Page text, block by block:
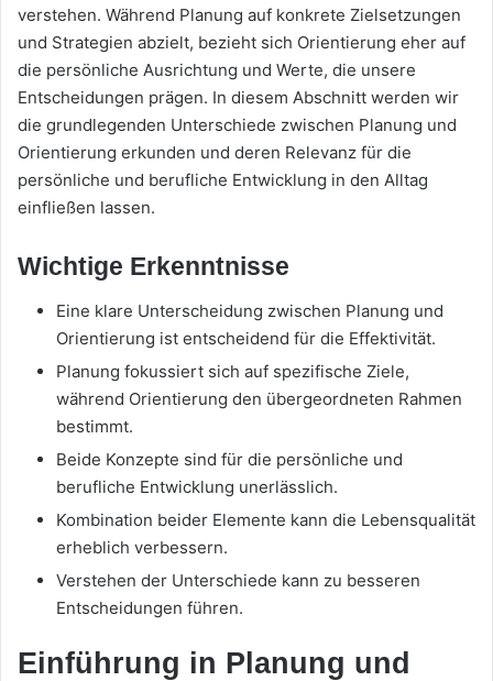
verstehen. Während Planung auf konkrete Zielsetzungen
und Strategien abzielt, bezieht sich Orientierung eher auf
die persönliche Ausrichtung und Werte, die unsere
Entscheidungen prägen. In diesem Abschnitt werden wir
die grundlegenden Unterschiede zwischen Planung und
Orientierung erkunden und deren Relevanz für die
persönliche und berufliche Entwicklung in den Alltag
einfließen lassen.
Wichtige Erkenntnisse
Eine klare Unterscheidung zwischen Planung und
Orientierung ist entscheidend für die Effektivität.
Planung fokussiert sich auf spezifische Ziele,
während Orientierung den übergeordneten Rahmen
bestimmt.
Beide Konzepte sind für die persönliche und
berufliche Entwicklung unerlässlich.
Kombination beider Elemente kann die Lebensqualität
erheblich verbessern.
Verstehen der Unterschiede kann zu besseren
Entscheidungen führen.
Einführung in Planung und